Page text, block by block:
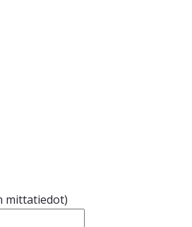
mittatiedot)